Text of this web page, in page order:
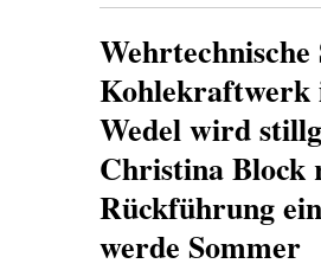
Wehrtechnische
Kohlekraftwerk
Wedel wird
Christina Block
Rückführung
werde Sommer